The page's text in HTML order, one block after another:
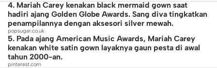
4. Mariah Carey kenakan black mermaid gown saat
hadiri ajang Golden Globe Awards. Sang diva tingkatkan
penampilannya dengan aksesori silver mewah.
popsugar.co.uk
5. Pada ajang American Music Awards, Mariah Carey
kenakan white satin gown layaknya gaun pesta di awal
tahun 2000-an.
pinterest.com